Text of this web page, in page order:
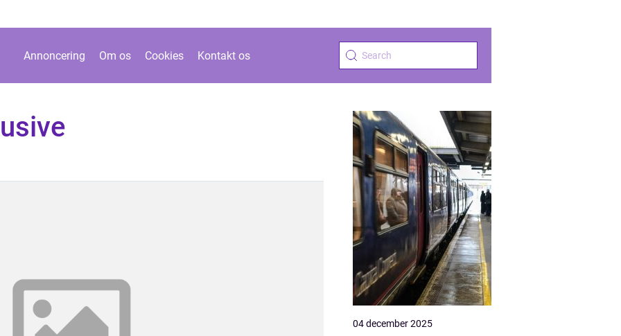
Annoncering Om os Cookies Kontakt os
04 december 2025